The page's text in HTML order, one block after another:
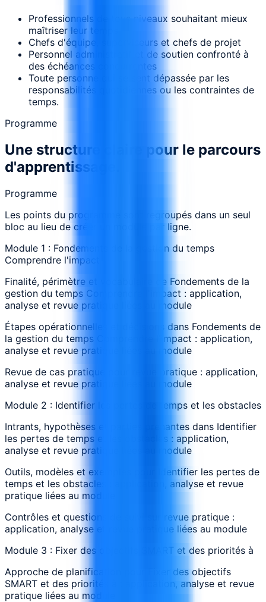
Professionnels de tous niveaux souhaitant mieux
maîtriser leur temps
Chefs d'équipe, superviseurs et chefs de projet
Personnel administratif et de soutien confronté à
des échéances concurrentes
Toute personne qui se sent dépassée par les
responsabilités quotidiennes ou les contraintes de
temps.
Programme
Une structure claire pour le parcours
d'apprentissage.
Programme
Les points du programme sont regroupés dans un seul
bloc au lieu de créer un module par ligne.
Module 1 : Fondements de la gestion du temps
Comprendre l'impact
Finalité, périmètre et vocabulaire de Fondements de la
gestion du temps Comprendre l'impact : application,
analyse et revue pratique liées au module
Étapes opérationnelles et décisions dans Fondements de
la gestion du temps Comprendre l'impact : application,
analyse et revue pratique liées au module
Revue de cas pratique pour revue pratique : application,
analyse et revue pratique liées au module
Module 2 : Identifier les pertes de temps et les obstacles
Intrants, hypothèses et parties prenantes dans Identifier
les pertes de temps et les obstacles : application,
analyse et revue pratique liées au module
Outils, modèles et exemples pour Identifier les pertes de
temps et les obstacles : application, analyse et revue
pratique liées au module
Contrôles et questions de suivi sur revue pratique :
application, analyse et revue pratique liées au module
Module 3 : Fixer des objectifs SMART et des priorités à
Approche de planification pour Fixer des objectifs
SMART et des priorités à : application, analyse et revue
pratique liées au module